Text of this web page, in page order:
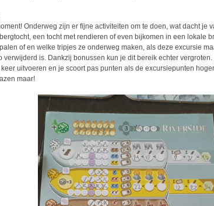
Onderweg zijn er fijne activiteiten om te doen, wat dacht je
een tocht met rendieren of even bijkomen in een lokale
of en welke tripjes ze onderweg maken, als deze excursie
verwijderd is. Dankzij bonussen kun je dit bereik echter
uitvoeren en je scoort pas punten als de excursiepunten
maar!